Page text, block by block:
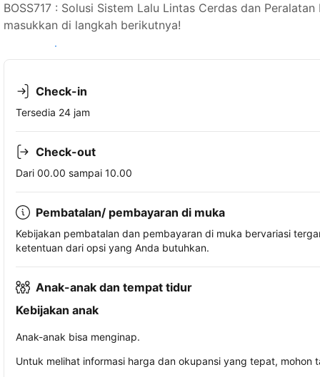
BOSS717 : Solusi Sistem Lalu Lintas Cerdas dan
masukkan di langkah berikutnya!
Lihat ketersediaan
Check-in
Tersedia 24 jam
Check-out
Dari 00.00 sampai 10.00
Pembatalan/ pembayaran di muka
Kebijakan pembatalan dan pembayaran di muka bervariasi
ketentuan dari opsi yang Anda butuhkan.
Anak-anak dan tempat tidur
Kebijakan anak
Anak-anak bisa menginap.
Untuk melihat informasi harga dan okupansi yang tepat,